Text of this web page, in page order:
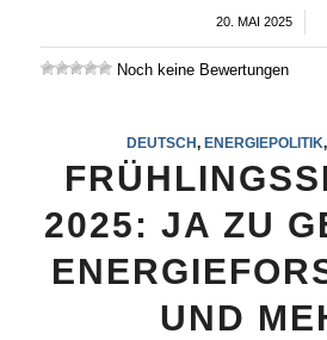
20. MAI 2025
/
Noch keine Bewertungen
DEUTSCH, ENERGIEPOLITIK,
2025: JA ZU
UND